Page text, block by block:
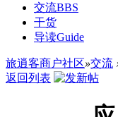
交流BBS
干货
导读Guide
旅逍客商户社区»交流
返回列表